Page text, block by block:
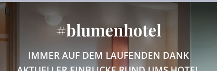
#blumenhotel
IMMER AUF DEM LAUFENDEN DANK